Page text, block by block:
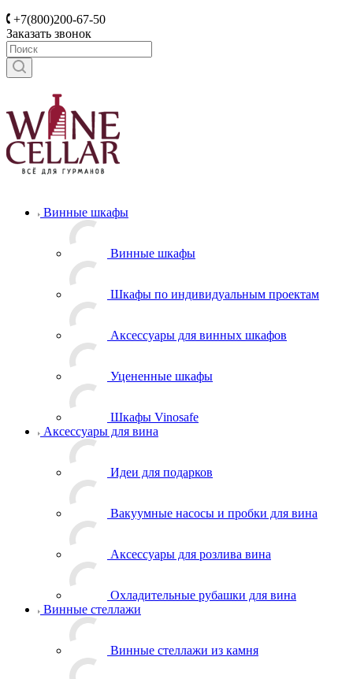
+7(800)200-67-50
Заказать звонок
Винные шкафы
Винные шкафы
Шкафы по индивидуальным проектам
Аксессуары для винных шкафов
Уцененные шкафы
Шкафы Vinosafe
Аксессуары для вина
Идеи для подарков
Вакуумные насосы и пробки для вина
Аксессуары для розлива вина
Охладительные рубашки для вина
Винные стеллажи
Винные стеллажи из камня